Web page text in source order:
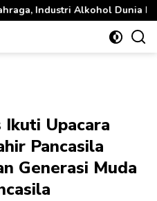
Mulai Tertekan
Upacara
Pancasila
Generasi Muda